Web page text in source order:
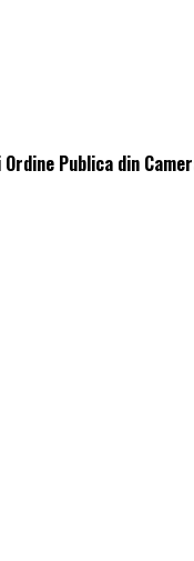
Publica din